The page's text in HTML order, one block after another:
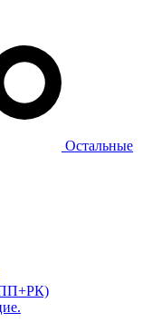
Остальные